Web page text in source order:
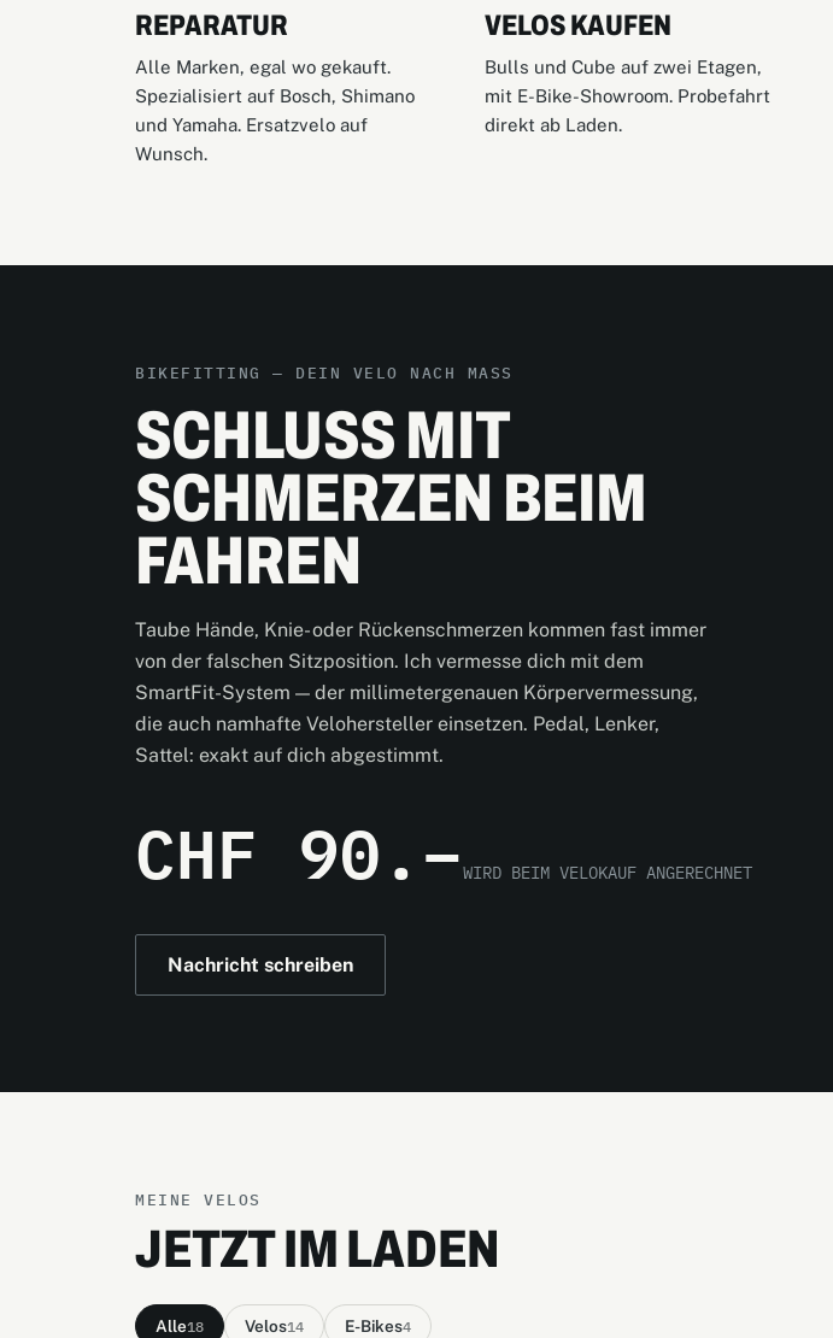
REPARATUR
Alle Marken, egal wo gekauft.
Spezialisiert auf Bosch, Shimano
und Yamaha. Ersatzvelo auf
Wunsch.
VELOS KAUFEN
Bulls und Cube auf zwei Etagen,
mit E-Bike-Showroom. Probefahrt
direkt ab Laden.
BIKEFITTING — DEIN VELO NACH MASS
SCHLUSS MIT
SCHMERZEN BEIM
FAHREN
Taube Hände, Knie- oder Rückenschmerzen kommen fast immer
von der falschen Sitzposition. Ich vermesse dich mit dem
SmartFit-System — der millimetergenauen Körpervermessung,
die auch namhafte Velohersteller einsetzen. Pedal, Lenker,
Sattel: exakt auf dich abgestimmt.
CHF 90.–WIRD BEIM VELOKAUF ANGERECHNET
Nachricht schreiben
MEINE VELOS
JETZT IM LADEN
Alle18 Velos14 E-Bikes4